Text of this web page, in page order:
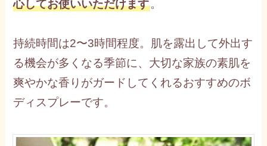
心してお使いいただけます。
持続時間は2〜3時間程度。肌を露出して外出す
る機会が多くなる季節に、大切な家族の素肌を
爽やかな香りがガードしてくれるおすすめのボ
ディスプレーです。